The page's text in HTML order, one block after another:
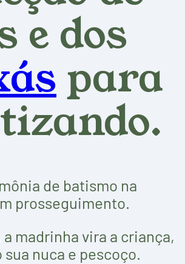
e dos
para
de batismo na
prosseguimento.
madrinha vira a criança,
nuca e pescoço.